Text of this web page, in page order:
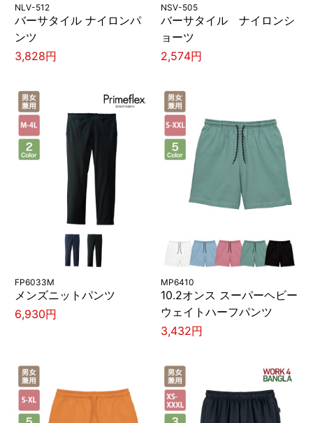
NLV-512
バーサタイル ナイロンパ
ンツ
3,828円
NSV-505
バーサタイル ナイロンシ
ョーツ
2,574円
FP6033M
メンズニットパンツ
6,930円
MP6410
10.2オンス スーパーヘビー
ウェイトハーフパンツ
3,432円